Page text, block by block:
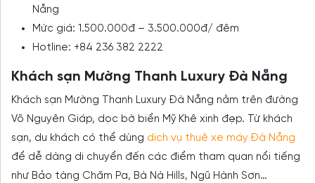
Nẵng
Mức giá: 1.500.000đ – 3.500.000đ/ đêm
Hotline: +84 236 382 2222
Khách sạn Mường Thanh Luxury Đà Nẵng
Khách sạn Mường Thanh Luxury Đà Nẵng nằm trên đường
Võ Nguyên Giáp, dọc bờ biển Mỹ Khê xinh đẹp. Từ khách
sạn, du khách có thể dùng dịch vụ thuê xe máy Đà Nẵng
để dễ dàng di chuyển đến các điểm tham quan nổi tiếng
như Bảo tàng Chăm Pa, Bà Nà Hills, Ngũ Hành Sơn…